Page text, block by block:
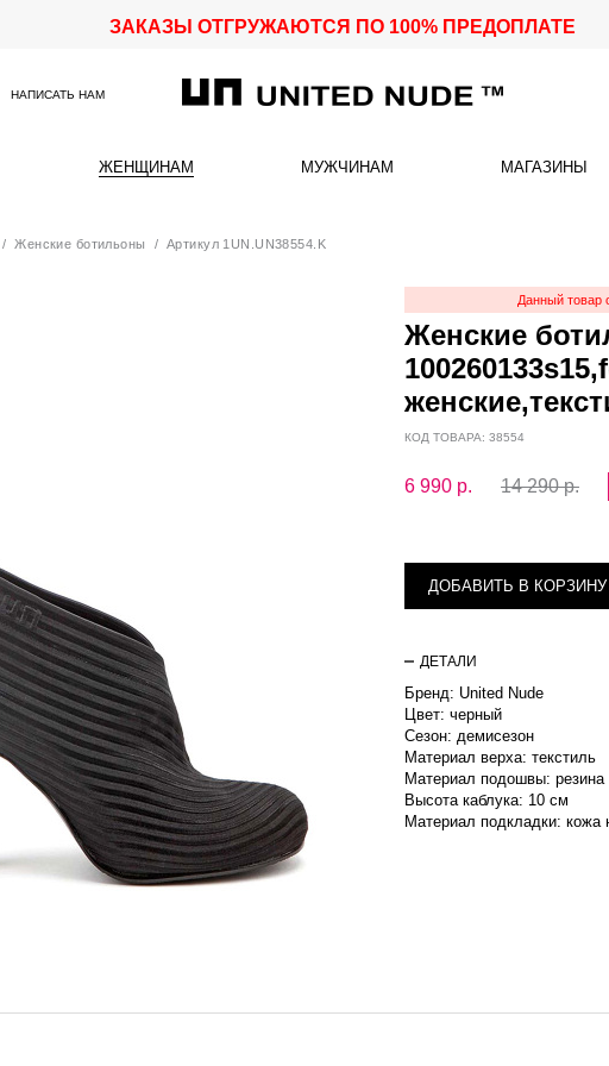
ЗАКАЗЫ ОТГРУЖАЮТСЯ ПО 100% ПРЕДОПЛАТЕ
НАПИСАТЬ НАМ
ЖЕНЩИНАМ МУЖЧИНАМ МАГАЗИНЫ
/Женские ботильоны / Артикул 1UN.UN38554.K
Данный товар
Женские
КОД ТОВАРА: 38554
6 990 р. 14 290 р.
ДОБАВИТЬ В КОРЗИНУ
ДЕТАЛИ
Бренд: United Nude
Цвет: черный
Сезон: демисезон
Материал верха: текстиль
Материал подошвы: резина
Высота каблука: 10 см
Материал подкладки: кожа